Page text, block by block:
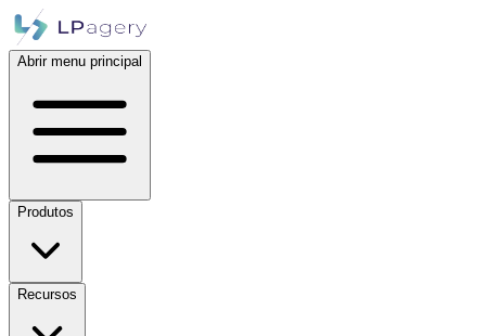
Abrir menu principal
Produtos
Recursos